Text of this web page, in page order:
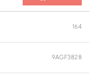
164
9AGF3828